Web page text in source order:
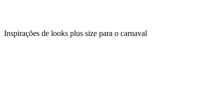
Inspirações de looks plus size para o carnaval